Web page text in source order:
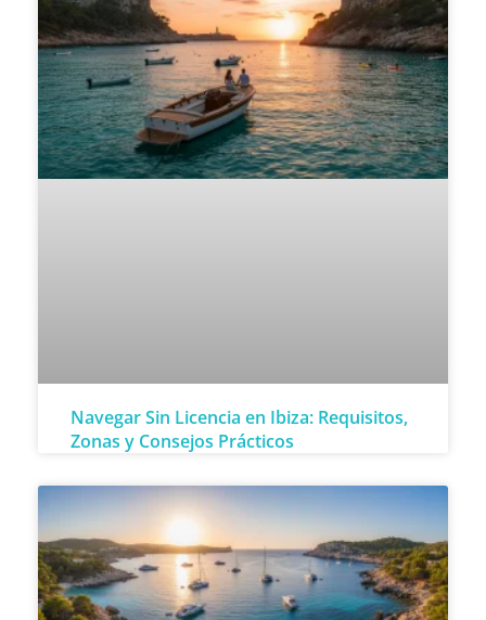
Navegar Sin Licencia en Ibiza: Requisitos,
Zonas y Consejos Prácticos